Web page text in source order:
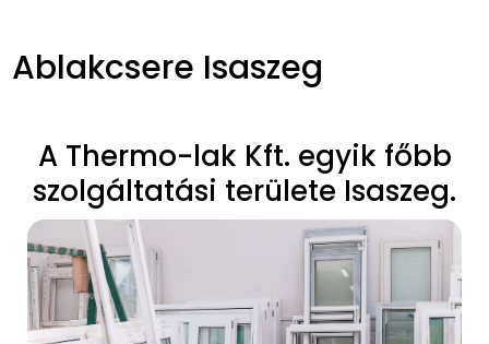
Ablakcsere Isaszeg
A Thermo-lak Kft. egyik főbb
szolgáltatási területe Isaszeg.